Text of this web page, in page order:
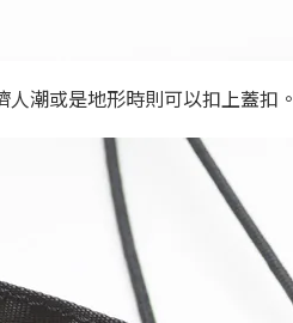
潮或是地形時則可以扣上蓋扣。